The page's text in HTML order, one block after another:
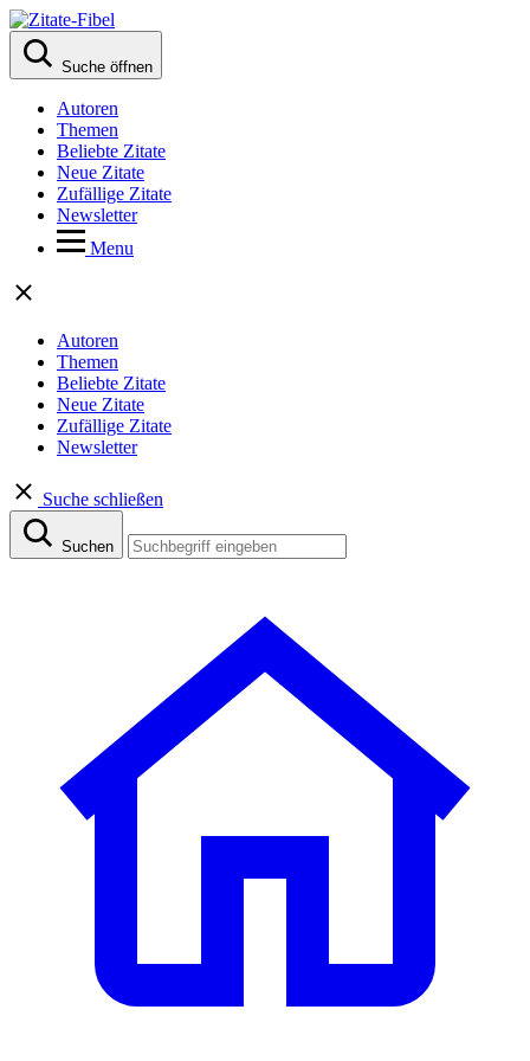
Suche öffnen
Autoren
Themen
Beliebte Zitate
Neue Zitate
Zufällige Zitate
Newsletter
Menu
Autoren
Themen
Beliebte Zitate
Neue Zitate
Zufällige Zitate
Newsletter
Suche schließen
Suchen